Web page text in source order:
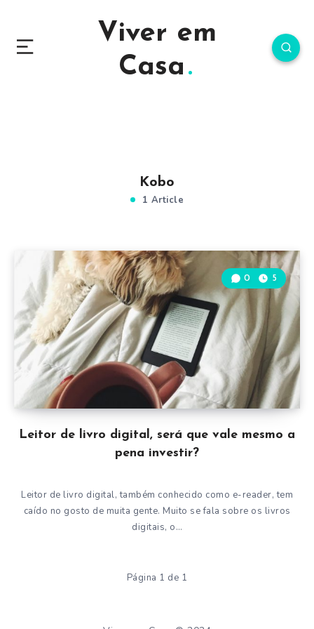
Viver em
Casa
Kobo
1 Article
Leitor de livro digital, será que vale mesmo a
pena investir?
0 5
Leitor de livro digital, também conhecido como e-reader, tem
caído no gosto de muita gente. Muito se fala sobre os livros
digitais, o…
Página 1 de 1